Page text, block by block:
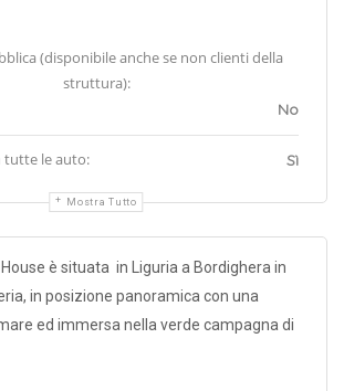
(disponibile anche se non clienti della
struttura):
No
tutte le auto: Sì
Mostra Tutto
House è situata in Liguria a Bordighera in
in posizione panoramica con una
ed immersa nella verde campagna di